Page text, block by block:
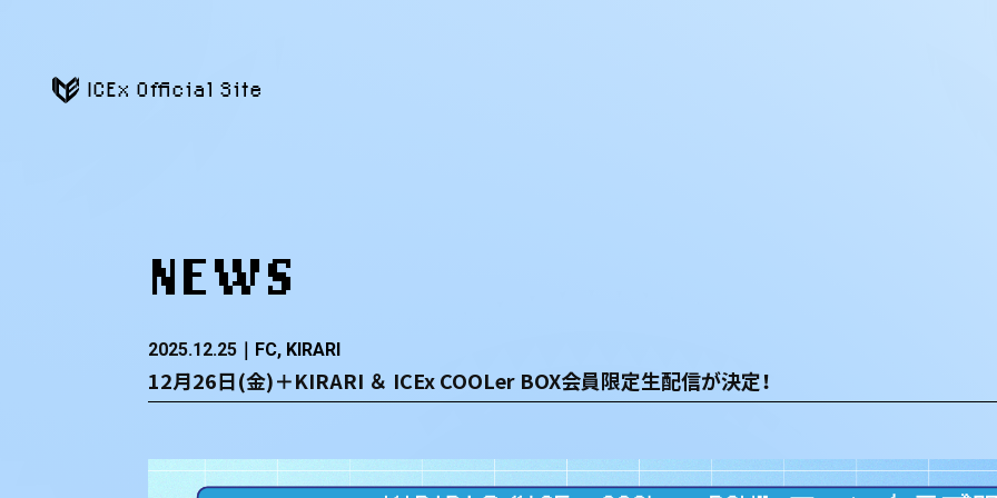
ICEx Official Site
NEWS
2025.12.25 FC KIRARI
12月26日(金)＋KIRARI ＆ ICEx COOLer BOX会員限定生配信が決定！